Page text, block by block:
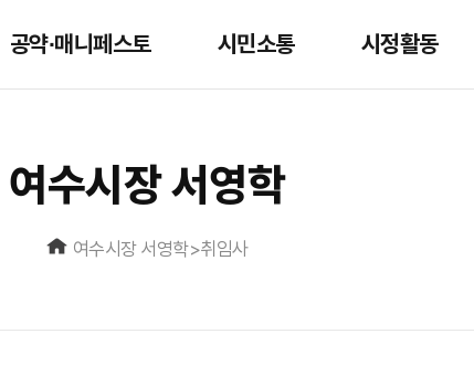
공약∙매니페스토 시민소통 시정활동
여수시장 서영학
여수시장 서영학>취임사